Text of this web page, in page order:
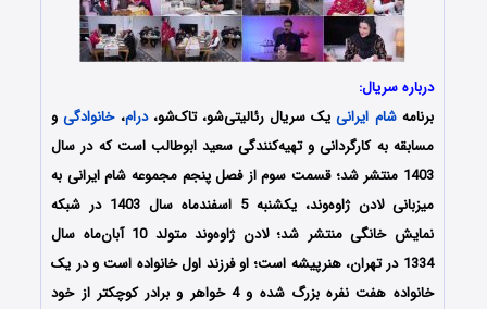
درباره سریال:
برنامهشام ایرانییک سریال رئالیتی‌شو، تاک‌شو،درام،خانوادگیو
مسابقه به کارگردانی و تهیه‌کنندگی سعید ابوطالب است که در سال
1403 منتشر شد؛ قسمت سوم از فصل پنجم مجموعه شام ایرانی به
میزبانی لادن ژاوه‌وند، یکشنبه 5 اسفندماه سال 1403 در شبکه
نمایش خانگی منتشر شد؛ لادن ژاوه‌وند متولد 10 آبان‌ماه سال
1334 در تهران، هنرپیشه است؛ او فرزند اول خانواده است و در یک
خانواده هفت نفره بزرگ شده و 4 خواهر و برادر کوچکتر از خود